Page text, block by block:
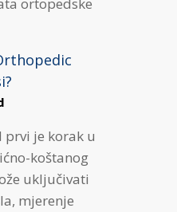
je korak u
koštanog
uključivati
mjerenje